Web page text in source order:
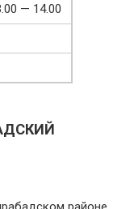
— 14.00